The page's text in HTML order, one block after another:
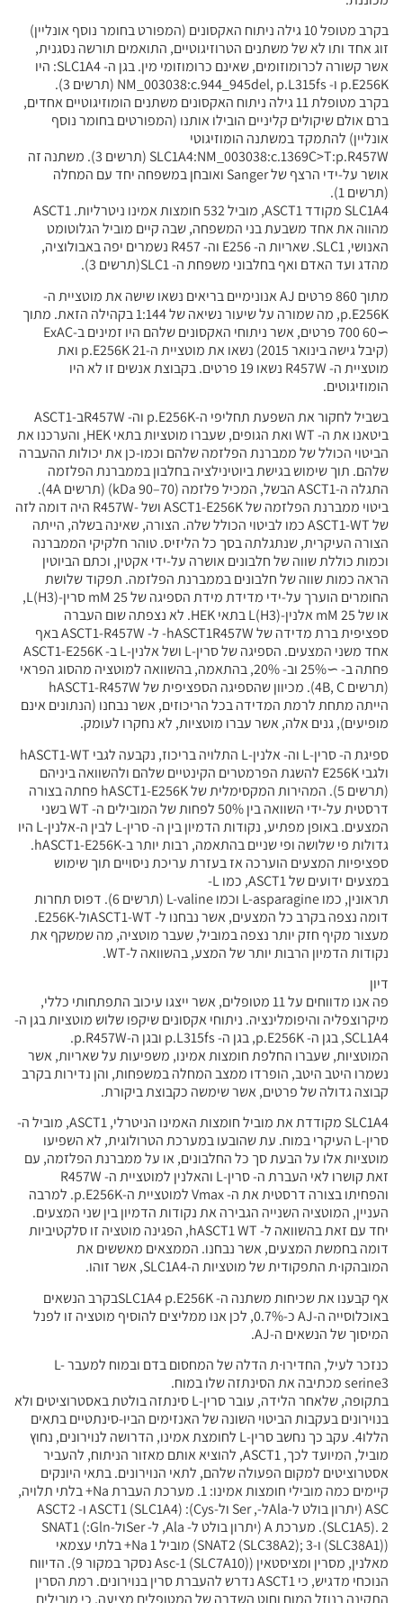
בקרב מטופל 10 גילה ניתוח האקסונים (המפורט בחומר נוסף אונליין)
זוג אחד ותו לא של משתנים הטרוזיגוטיים, התואמים תורשה נסגנית,
אשר קשורה לכרומוזומים, שאינם כרומוזומי מין. בגן ה- SLC1A4: היו
p.E256K ו- NM_003038:c.944_945del, p.L315fs (תרשים 3).
בקרב מטופלת 11 גילה ניתוח האקסונים משתנים הומוזיגוטיים אחדים,
ברם אולם שיקולים קליניים הובילו אותנו (המפורטים בחומר נוסף
אונליין) להתמקד במשתנה הומוזיגוטי
SLC1A4:NM_003038:c.1369C>T:p.R457W (תרשים 3). משתנה זה
אושר על-ידי הרצף של Sanger ואובחן במשפחה יחד עם המחלה
(תרשים 1).
SLC1A4 מקודד ASCT1, מוביל 532 חומצות אמינו ניטרליות. ASCT1
מהווה את אחד משבעת בני המשפחה, שבה קיים מוביל הגלוטומט
האנושי, SLC1. שאריות ה- E256 וה- R457 נשמרים יפה באבולוציה,
מהדג ועד האדם ואף בחלבוני משפחת ה- SLC1(תרשים 3).
מתוך 860 פרטים AJ אנונימיים בריאים נשאו שישה את מוטציית ה-
p.E256K, מה שמורה על שיעור נשיאה של 1:144 בקהילה הזאת. מתוך
∼60 700 פרטים, אשר ניתוחי האקסונים שלהם היו זמינים ב-ExAC
(קיבל גישה בינואר 2015) נשאו את מוטציית ה-p.E256K 21 ואת
מוטציית ה- R457W נשאו 19 פרטים. בקבוצת אנשים זו לא היו
הומוזיגוטים.
בשביל לחקור את השפעת תחליפי ה-p.E256K וה- R457Wב-ASCT1
ביטאנו את ה- WT ואת הגופים, שעברו מוטציות בתאי HEK, והערכנו את
הביטוי הכולל של ממברנת הפלזמה שלהם וכמו-כן את יכולות ההעברה
שלהם. תוך שימוש בגישת ביוטינילציה בחלבון בממברנת הפלזמה
התגלה ה-ASCT1 הבשל, המכיל פלזמה (70–90 kDa) (תרשים 4A).
ביטוי ממברנת הפלזמה של ASCT1-E256K ושל -R457W היה דומה לזה
של ASCT1-WT כמו לביטוי הכולל שלה. הצורה, שאינה בשלה, הייתה
הצורה העיקרית, שנתגלתה בסך כל הליזיס. טוהר חלקיקי הממברנה
וכמות כוללת שווה של חלבונים אושרה על-ידי אקטין, וכתם הביוטין
הראה כמות שווה של חלבונים בממברנת הפלזמה. תפקוד שלושת
החומרים הוערך על-ידי מדידת מידת הספיגה של 25 mM סרין-L(H3),
או של 25 mM אלנין-L(H3) בתאי HEK. לא נצפתה שום העברה
ספציפית ברת מדידה של hASCT1R457W- ל- ASCT1-R457W באף
אחד משני המצעים. הספיגה של סרין-L ושל אלנין-L ב- ASCT1-E256K
פחתה ב- ∼25% וב- 20%, בהתאמה, בהשוואה למוטציה מהסוג הפראי
(תרשים 4B, C). מכיוון שהספיגה הספציפית של hASCT1-R457W
הייתה מתחת לרמת המדידה בכל הריכוזים, אשר נבחנו (הנתונים אינם
מופיעים), גנים אלה, אשר עברו מוטציות, לא נחקרו לעומק.
ספיגת ה- סרין-L וה- אלנין-L התלויה בריכוז, נקבעה לגבי hASCT1-WT
ולגבי E256K להשגת הפרמטרים הקינטיים שלהם ולהשוואה ביניהם
(תרשים 5). המהירות המקסימלית של hASCT1-E256K פחתה בצורה
דרסטית על-ידי השוואה בין 50% לפחות של המובילים ה- WT בשני
המצעים. באופן מפתיע, נקודות הדמיון בין ה- סרין-L לבין ה-אלנין-L היו
גדולות פי שלושה ופי שניים בהתאמה, רבות יותר ב-hASCT1-E256K.
ספציפיות המצעים הוערכה אז בעזרת עריכת ניסויים תוך שימוש
במצעים ידועים של ASCT1, כמו L-
תראונין, כמו L-asparagine וכמו L-valine (תרשים 6). דפוס תחרות
דומה נצפה בקרב כל המצעים, אשר נבחנו ל- ASCT1-WTול-E256K.
מעצור מקיף חזק יותר נצפה במוביל, שעבר מוטציה, מה שמשקף את
נקודות הדמיון הרבות יותר של המצע, בהשוואה ל-WT.
דיון
פה אנו מדווחים על 11 מטופלים, אשר ייצגו עיכוב התפתחותי כללי,
מיקרוצפליה והיפומלינציה. ניתוחי אקסונים שיקפו שלוש מוטציות בגן ה-
SCL1A4, בגן ה- p.E256K, בגן ה- p.L315fs ובגן ה-p.R457W.
המוטציות, שעברו החלפת חומצות אמינו, משפיעות על שאריות, אשר
נשמרו היטב היטב, הופרדו ממצב המחלה במשפחות, והן נדירות בקרב
קבוצה גדולה של פרטים, אשר שימשה כקבוצת ביקורת.
SLC1A4 מקודדת את מוביל חומצות האמינו הניטרלי, ASCT1, מוביל ה-
סרין-L העיקרי במוח. עת שהובעו במערכת הטרולוגית, לא השפיעו
מוטציות אלו על הבעת סך כל החלבונים, או על ממברנת הפלזמה, עם
זאת קושרו לאי העברת ה- סרין-L והאלנין למוטציית ה- R457W
והפחיתו בצורה דרסטית את ה- Vmax למוטציית ה-p.E256K. למרבה
העניין, המוטציה השנייה הגבירה את נקודות הדמיון בין שני המצעים.
יחד עם זאת בהשוואה ל- hASCT1 WT, הפגינה מוטציה זו סלקטיביות
דומה בחמשת המצעים, אשר נבחנו. הממצאים מאששים את
המובהקו∙ת התפקודית של מוטציות ה-SLC1A4, אשר זוהו.
אף קבענו את שכיחות משתנה ה- SLC1A4 p.E256Kבקרב הנשאים
באוכלוסייה ה-AJ כ-0.7%, לכן אנו ממליצים להוסיף מוטציה זו לפנל
המיסוך של הנשאים ה-AJ.
כנזכר לעיל, החדירו∙ת הדלה של המחסום בדם ובמוח למעבר L-
serine3 מכתיבה את הסינתזה שלו במוח.
בתקופה, שלאחר הלידה, עובר סרין-L סינתזה בולטת באסטרוציטים ולא
בנוירונים בעקבות הביטוי השונה של האנזימים הביו-סינתטיים בתאים
הללו4. עקב כך נחשב סרין-L לחומצת אמינו, הדרושה לנוירונים, נחוץ
מוביל, המיועד לכך, ASCT1, להוציא אותם מאזור הניתוח, להעביר
אסטרוציטים למקום הפעולה שלהם, לתאי הנוירונים. בתאי היונקים
קיימים כמה מובילי חומצות אמינו: 1. מערכת העברת Na+ בלתי תלויה,
ASC (יתרון בולט ל-Alaל-, Ser ול-Cys): ASCT1 (SLC1A4) ו- ASCT2
(SLC1A5). 2. מערכת A (יתרון בולט ל- Ala, ל- Serול-Gln:) SNAT1
((SLC38A1) ו-SNAT2 (SLC38A2); 3) מוביל 1 Na+ בלתי עצמאי
מאלנין, מסרין ומציסטאין (Asc-1 (SLC7A10) נסקר במקור 9). הדיווח
הנוכחי מדגיש, כי ASCT1 נדרש להעברת סרין בנוירונים. רמת הסרין
התקינה בנוזל המוח וחוט השדרה של המטופלים מציעה, כי מובילים